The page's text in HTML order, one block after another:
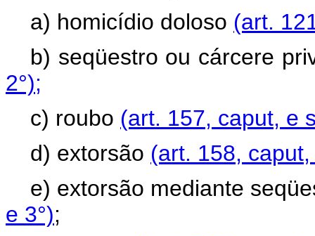
a) homicídio doloso (art.
b) seqüestro ou cárcere
2°);
c) roubo (art. 157, caput, e
d) extorsão (art. 158,
e) extorsão mediante
e 3°);